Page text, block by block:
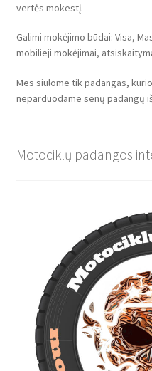
vertės mokestį.
Galimi mokėjimo būdai: Visa,
mobilieji mokėjimai,
Mes siūlome tik padangas,
neparduodame senų padangų
Motociklų padangos